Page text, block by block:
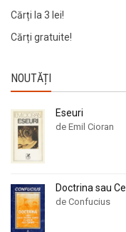
Cărți la 3 lei!
Cărți gratuite!
NOUTĂȚI
Eseuri
de Emil Cioran
Doctrina sau
de Confucius